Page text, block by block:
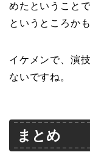
めたということ
というところか
イケメンで、演
ないですね。
まとめ